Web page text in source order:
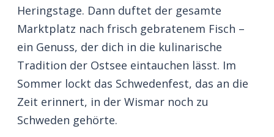
Heringstage. Dann duftet der gesamte
Marktplatz nach frisch gebratenem Fisch –
ein Genuss, der dich in die kulinarische
Tradition der Ostsee eintauchen lässt. Im
Sommer lockt das Schwedenfest, das an die
Zeit erinnert, in der Wismar noch zu
Schweden gehörte.